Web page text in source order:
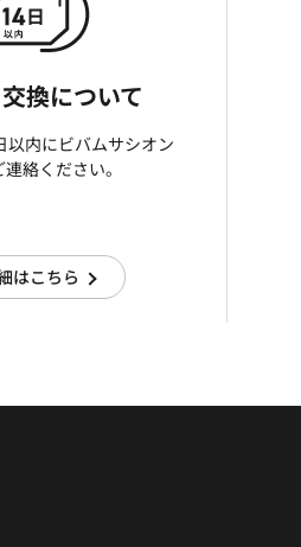
換について
以内にビバムサシオン
絡ください。
はこちら